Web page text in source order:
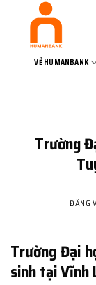
VỀ HUMANBANK
Trường
ĐĂNG
Trường Đại
sinh tại Vĩnh